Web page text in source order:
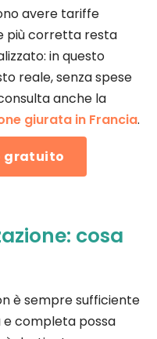
avere tariffe
più corretta resta
in questo
reale, senza spese
anche la
giurata in Francia.
gratuito
cosa
è sempre sufficiente
completa possa